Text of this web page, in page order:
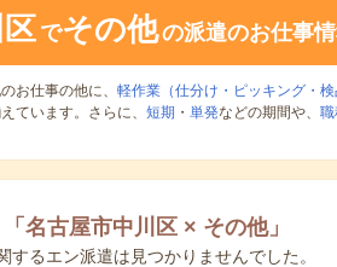
でその他の派遣のお仕事
お仕事の他に、 軽作業（仕分け・ピッキング・検
ています。さらに、 短期 ・ 単発などの期間や、 職
「 名古屋市中川区 × その他」
するエン派遣は見つかりませんでした。